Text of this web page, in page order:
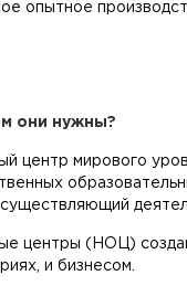
опытное
они нужны?
центр мирового
центры (НОЦ)
и бизнесом.